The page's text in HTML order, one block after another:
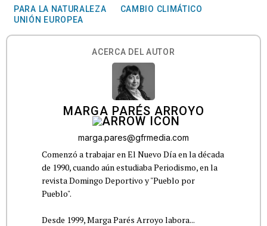
PARA LA NATURALEZA
CAMBIO CLIMÁTICO
UNIÓN EUROPEA
ACERCA DEL AUTOR
MARGA PARÉS ARROYO
marga.pares@gfrmedia.com
Comenzó a trabajar en El Nuevo Día en la década
de 1990, cuando aún estudiaba Periodismo, en la
revista Domingo Deportivo y "Pueblo por
Pueblo".
Desde 1999, Marga Parés Arroyo labora...